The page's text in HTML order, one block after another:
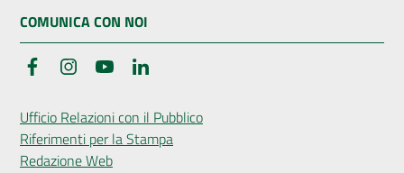
Concorsi
Seguici
su
COMUNICA CON NOI
FacebookInstagramYouTube
Ufficio Relazioni con il Pubblico
Riferimenti per la Stampa
Redazione Web